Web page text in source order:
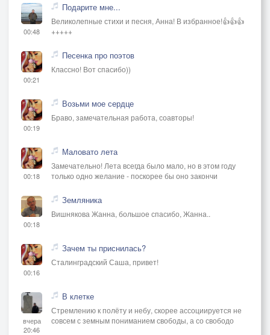
00:48
Подарите мне...
Великолепные стихи и песня, Анна! В избранное!👍👍👍
+++++
00:21
Песенка про поэтов
Классно! Вот спасибо))
00:19
Возьми мое сердце
Браво, замечательная работа, соавторы!
00:18
Маловато лета
Замечательно! Лета всегда было мало, но в этом году
только одно желание - поскорее бы оно закончи
00:18
Земляника
Вишнякова Жанна, большое спасибо, Жанна..
00:16
Зачем ты приснилась?
Сталинградский Саша, привет!
вчера
20:46
В клетке
Стремлению к полёту и небу, скорее ассоциируется не
совсем с земным пониманием свободы, а со свободо